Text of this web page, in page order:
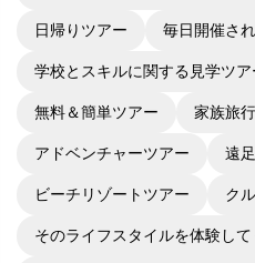
日帰りツアー 毎日開催さ
学校とスキルに関する見学ツア
無料＆簡単ツアー 家族旅行
アドベンチャーツアー 遠
ビーチリゾートツアー ク
そのライフスタイルを体験して